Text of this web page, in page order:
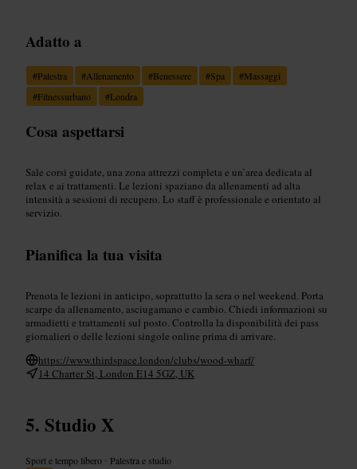
Adatto a
#Palestra #Allenamento #Benessere #Spa #Massaggi
#Fitnessurbano #Londra
Cosa aspettarsi
Sale corsi guidate, una zona attrezzi completa e un’area dedicata al
relax e ai trattamenti. Le lezioni spaziano da allenamenti ad alta
intensità a sessioni di recupero. Lo staff è professionale e orientato al
servizio.
Pianifica la tua visita
Prenota le lezioni in anticipo, soprattutto la sera o nel weekend. Porta
scarpe da allenamento, asciugamano e cambio. Chiedi informazioni su
armadietti e trattamenti sul posto. Controlla la disponibilità dei pass
giornalieri o delle lezioni singole online prima di arrivare.
https://www.thirdspace.london/clubs/wood-wharf/
14 Charter St, London E14 5GZ, UK
Studio X
Sport e tempo libero • Palestra e studio